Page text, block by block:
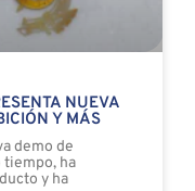
NUEVA
Y MÁS
demo de
tiempo, ha
y ha